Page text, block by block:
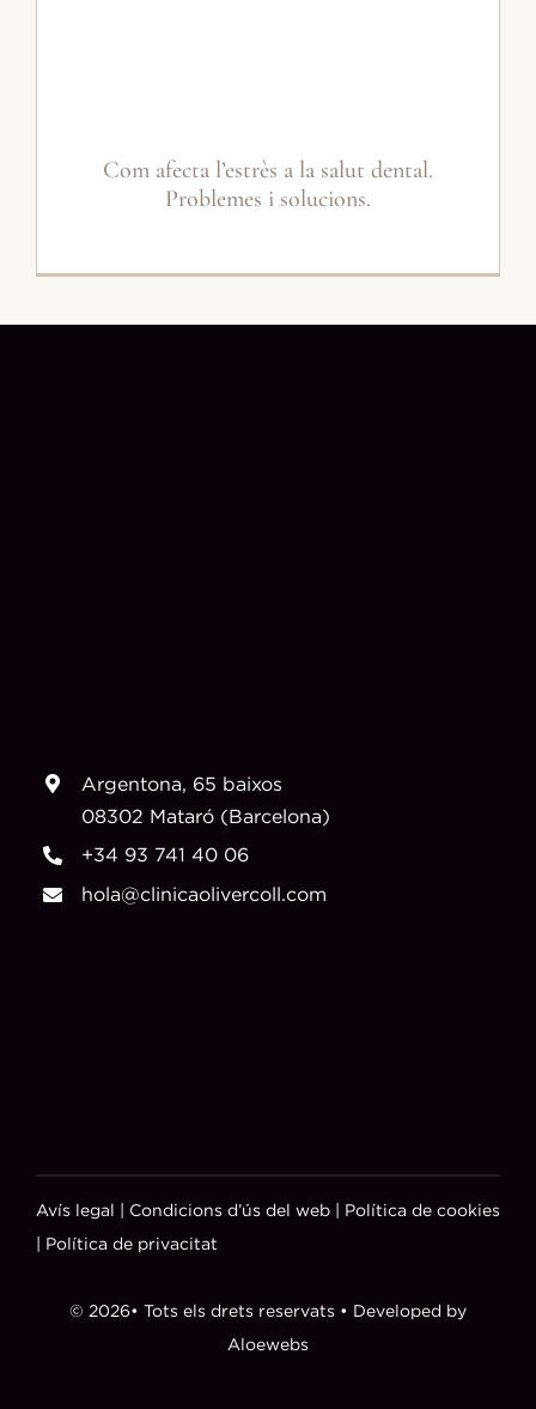
Com afecta l’estrès a la salut dental.
Problemes i solucions.
Argentona, 65 baixos
08302 Mataró (Barcelona)
+34 93 741 40 06
hola@clinicaolivercoll.com
© 2026• Tots els drets reservats • Developed by
Aloewebs
Avís legal Condicions d’ús del web|
Política de cookies
Política de privacitat